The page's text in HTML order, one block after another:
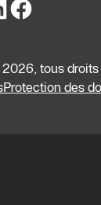
tous droits
Protection des